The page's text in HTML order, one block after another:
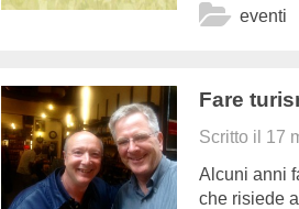
eventi
Fare
Scritto il 17
Alcuni anni
che risiede